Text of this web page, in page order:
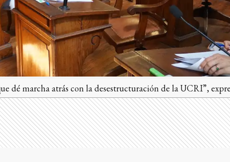
marcha atrás con la desestructuración de la UCRI”,